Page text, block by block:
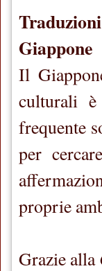
Giappone
Il
culturali
frequente
per
proprie
Grazie alla